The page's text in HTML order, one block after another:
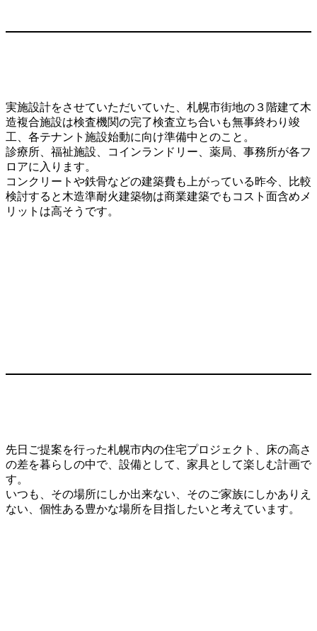
実施設計をさせていただいていた、札幌市街地の３階建て木
造複合施設は検査機関の完了検査立ち合いも無事終わり竣
工、各テナント施設始動に向け準備中とのこと。
診療所、福祉施設、コインランドリー、薬局、事務所が各フ
ロアに入ります。
コンクリートや鉄骨などの建築費も上がっている昨今、比較
検討すると木造準耐火建築物は商業建築でもコスト面含めメ
リットは高そうです。
先日ご提案を行った札幌市内の住宅プロジェクト、床の高さ
の差を暮らしの中で、設備として、家具として楽しむ計画で
す。
いつも、その場所にしか出来ない、そのご家族にしかありえ
ない、個性ある豊かな場所を目指したいと考えています。